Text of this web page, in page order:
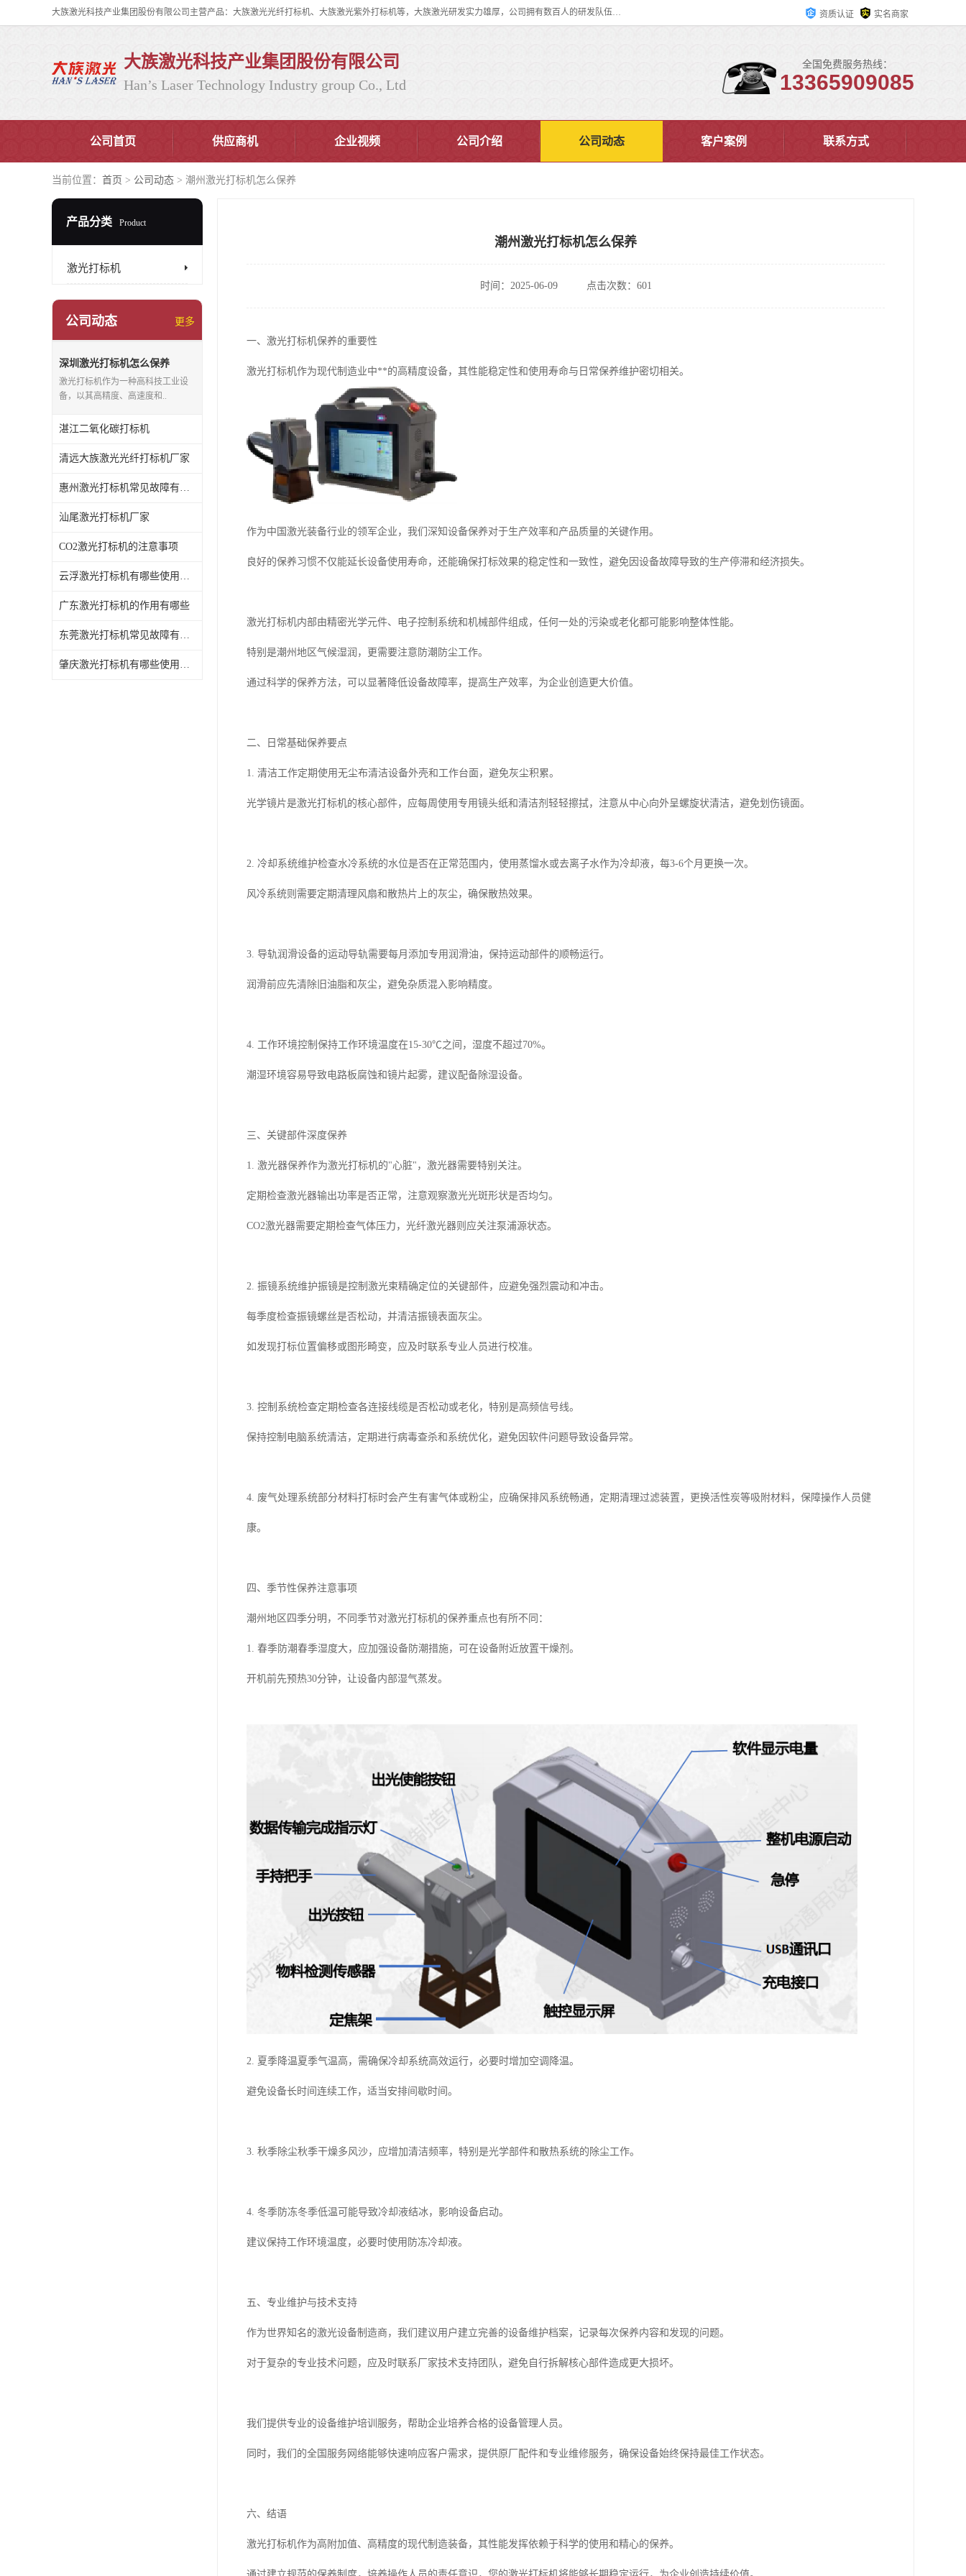
大族激光科技产业集团股份有限公司主营产品：大族激光光纤打标机、大族激光紫外打标机等，大族激光研发实力雄厚，公司拥有数百人的研发队伍，目前具有多项国际发明和国内、计算机软件着作权，多项核心技术处于国际成员之一水平，是世界上仅有的几家拥有"紫外激光"的公司之一。 资质认证 实名商家
大族激光科技产业集团股份有限公司
Han’s Laser Technology Industry group Co., Ltd
全国免费服务热线：
13365909085
公司首页 供应商机 企业视频 公司介绍 公司动态 客户案例 联系方式
当前位置： 首页 > 公司动态 > 潮州激光打标机怎么保养
产品分类 Product
激光打标机
公司动态 更多
深圳激光打标机怎么保养
激光打标机作为一种高科技工业设
备，以其高精度、高速度和..
湛江二氧化碳打标机
清远大族激光光纤打标机厂家
惠州激光打标机常见故障有哪些
汕尾激光打标机厂家
CO2激光打标机的注意事项
云浮激光打标机有哪些使用特点
广东激光打标机的作用有哪些
东莞激光打标机常见故障有哪些
肇庆激光打标机有哪些使用特点
潮州激光打标机怎么保养
时间：2025-06-09 点击次数：601
一、激光打标机保养的重要性
激光打标机作为现代制造业中**的高精度设备，其性能稳定性和使用寿命与日常保养维护密切相关。
作为中国激光装备行业的领军企业，我们深知设备保养对于生产效率和产品质量的关键作用。
良好的保养习惯不仅能延长设备使用寿命，还能确保打标效果的稳定性和一致性，避免因设备故障导致的生产停滞和经济损失。
激光打标机内部由精密光学元件、电子控制系统和机械部件组成，任何一处的污染或老化都可能影响整体性能。
特别是潮州地区气候湿润，更需要注意防潮防尘工作。
通过科学的保养方法，可以显著降低设备故障率，提高生产效率，为企业创造更大价值。
二、日常基础保养要点
1. 清洁工作定期使用无尘布清洁设备外壳和工作台面，避免灰尘积累。
光学镜片是激光打标机的核心部件，应每周使用专用镜头纸和清洁剂轻轻擦拭，注意从中心向外呈螺旋状清洁，避免划伤镜面。
2. 冷却系统维护检查水冷系统的水位是否在正常范围内，使用蒸馏水或去离子水作为冷却液，每3-6个月更换一次。
风冷系统则需要定期清理风扇和散热片上的灰尘，确保散热效果。
3. 导轨润滑设备的运动导轨需要每月添加专用润滑油，保持运动部件的顺畅运行。
润滑前应先清除旧油脂和灰尘，避免杂质混入影响精度。
4. 工作环境控制保持工作环境温度在15-30℃之间，湿度不超过70%。
潮湿环境容易导致电路板腐蚀和镜片起雾，建议配备除湿设备。
三、关键部件深度保养
1. 激光器保养作为激光打标机的"心脏"，激光器需要特别关注。
定期检查激光器输出功率是否正常，注意观察激光光斑形状是否均匀。
CO2激光器需要定期检查气体压力，光纤激光器则应关注泵浦源状态。
2. 振镜系统维护振镜是控制激光束精确定位的关键部件，应避免强烈震动和冲击。
每季度检查振镜螺丝是否松动，并清洁振镜表面灰尘。
如发现打标位置偏移或图形畸变，应及时联系专业人员进行校准。
3. 控制系统检查定期检查各连接线缆是否松动或老化，特别是高频信号线。
保持控制电脑系统清洁，定期进行病毒查杀和系统优化，避免因软件问题导致设备异常。
4. 废气处理系统部分材料打标时会产生有害气体或粉尘，应确保排风系统畅通，定期清理过滤装置，更换活性炭等吸附材料，保障操作人员健
康。
四、季节性保养注意事项
潮州地区四季分明，不同季节对激光打标机的保养重点也有所不同：
1. 春季防潮春季湿度大，应加强设备防潮措施，可在设备附近放置干燥剂。
开机前先预热30分钟，让设备内部湿气蒸发。
2. 夏季降温夏季气温高，需确保冷却系统高效运行，必要时增加空调降温。
避免设备长时间连续工作，适当安排间歇时间。
3. 秋季除尘秋季干燥多风沙，应增加清洁频率，特别是光学部件和散热系统的除尘工作。
4. 冬季防冻冬季低温可能导致冷却液结冰，影响设备启动。
建议保持工作环境温度，必要时使用防冻冷却液。
五、专业维护与技术支持
作为世界知名的激光设备制造商，我们建议用户建立完善的设备维护档案，记录每次保养内容和发现的问题。
对于复杂的专业技术问题，应及时联系厂家技术支持团队，避免自行拆解核心部件造成更大损坏。
我们提供专业的设备维护培训服务，帮助企业培养合格的设备管理人员。
同时，我们的全国服务网络能够快速响应客户需求，提供原厂配件和专业维修服务，确保设备始终保持最佳工作状态。
六、结语
激光打标机作为高附加值、高精度的现代制造装备，其性能发挥依赖于科学的使用和精心的保养。